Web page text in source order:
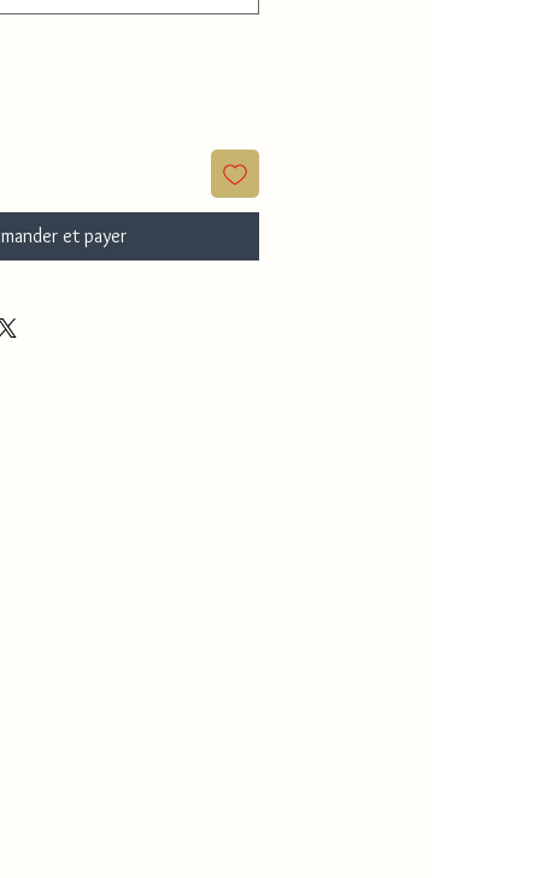
et payer